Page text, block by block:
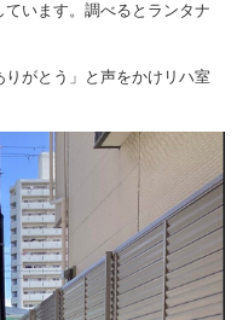
います。調べるとランタナ
りがとう」と声をかけリハ室